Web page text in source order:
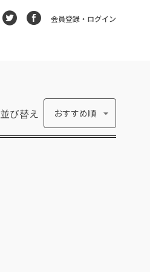
会員登録・ログイン
並び替え おすすめ順